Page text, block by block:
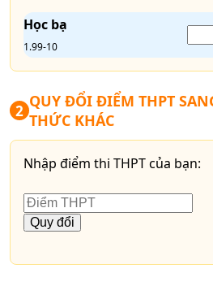
Học bạ
1.99-10
2 QUY ĐỔI ĐIỂM THPT
THỨC KHÁC
Nhập điểm thi THPT của bạn:
Quy đổi